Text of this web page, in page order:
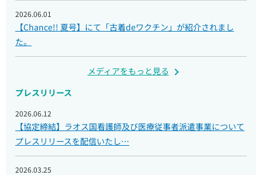
2026.06.01
【Chance!! 夏号】にて「古着deワクチン」が紹介されまし
た。
メディアをもっと見る
プレスリリース
2026.06.12
【協定締結】ラオス国看護師及び医療従事者派遣事業について
プレスリリースを配信いたし…
2026.03.25